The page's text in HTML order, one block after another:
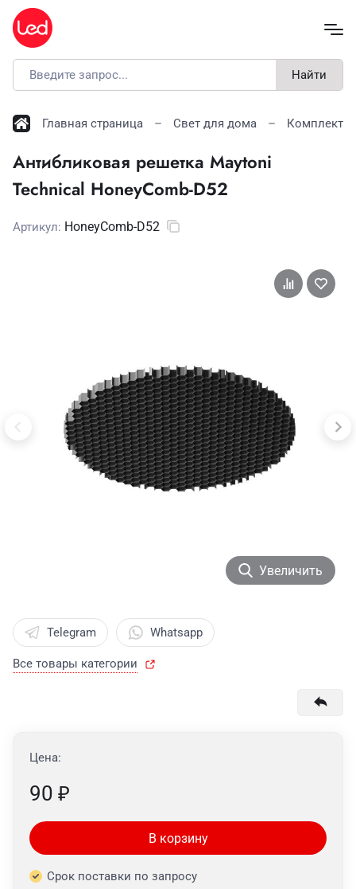
Найти
Главная страница Свет для дома
Антибликовая решетка Maytoni
Technical HoneyComb-D52
Артикул: HoneyComb-D52
Увеличить
Telegram Whatsapp
Все товары категории
Цена:
90 ₽
В корзину
Срок поставки по запросу